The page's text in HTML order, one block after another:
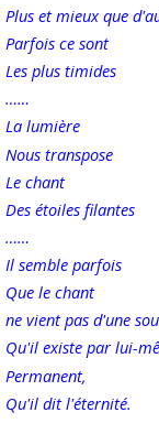
Plus et mieux que
Parfois ce sont
Les plus timides
……
La lumière
Nous transpose
Le chant
Des étoiles filantes
……
Il semble parfois
Que le chant
ne vient pas d'une
Qu'il existe par lui-
Permanent,
Qu'il dit l'éternité.